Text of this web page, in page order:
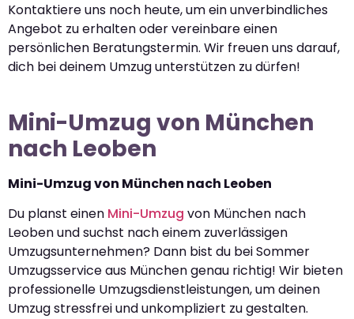
Kontaktiere uns noch heute, um ein unverbindliches
Angebot zu erhalten oder vereinbare einen
persönlichen Beratungstermin. Wir freuen uns darauf,
dich bei deinem Umzug unterstützen zu dürfen!
Mini-Umzug von München
nach Leoben
Mini-Umzug von München nach Leoben
Du planst einen Mini-Umzug von München nach
Leoben und suchst nach einem zuverlässigen
Umzugsunternehmen? Dann bist du bei Sommer
Umzugsservice aus München genau richtig! Wir bieten
professionelle Umzugsdienstleistungen, um deinen
Umzug stressfrei und unkompliziert zu gestalten.